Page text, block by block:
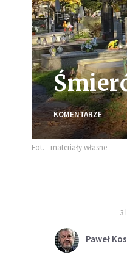
KOMENTARZE
Fot. - materiały własne
3
Paweł